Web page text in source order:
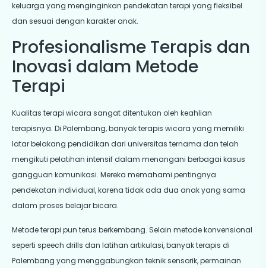
keluarga yang menginginkan pendekatan terapi yang fleksibel
dan sesuai dengan karakter anak.
Profesionalisme Terapis dan
Inovasi dalam Metode
Terapi
Kualitas terapi wicara sangat ditentukan oleh keahlian
terapisnya. Di Palembang, banyak terapis wicara yang memiliki
latar belakang pendidikan dari universitas ternama dan telah
mengikuti pelatihan intensif dalam menangani berbagai kasus
gangguan komunikasi. Mereka memahami pentingnya
pendekatan individual, karena tidak ada dua anak yang sama
dalam proses belajar bicara.
Metode terapi pun terus berkembang. Selain metode konvensional
seperti speech drills dan latihan artikulasi, banyak terapis di
Palembang yang menggabungkan teknik sensorik, permainan